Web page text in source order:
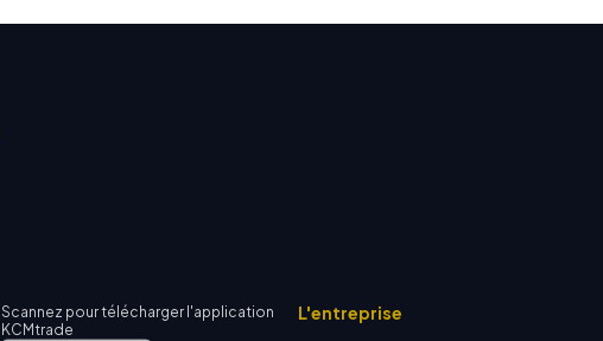
Scannez pour télécharger l'application
KCMtrade
L'entreprise